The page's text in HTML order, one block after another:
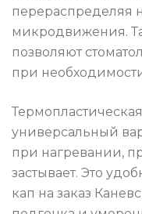
перераспределяя
микродвижения.
позволяют
при
универсальный
при нагревании,
застывает. Это
кап на заказ